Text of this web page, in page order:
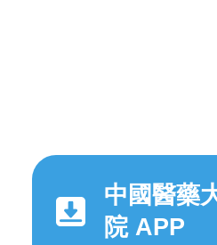
中國醫藥
院 APP